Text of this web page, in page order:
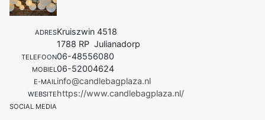
ADRESKruiszwin 4518
1788 RP Julianadorp
TELEFOON06-48556080
MOBIEL06-52004624
E-MAILinfo@candlebagplaza.nl
WEBSITEhttps://www.candlebagplaza.nl/
SOCIAL MEDIA